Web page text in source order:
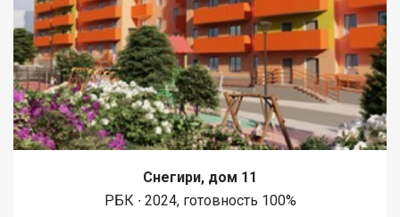
Снегири, дом 11
РБК ∙ 2024, готовность 100%